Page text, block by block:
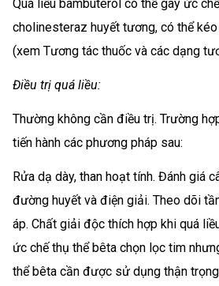
Quá liều bambuterol có thể gây ức
cholinesteraz huyết tương, có thể
(xem Tương tác thuốc và các dạng
Điều trị quá liều:
Thường không cần điều trị. Trường
tiến hành các phương pháp sau:
Rửa dạ dày, than hoạt tính. Đánh giá
đường huyết và điện giải. Theo dõi
áp. Chất giải độc thích hợp khi quá
ức chế thụ thể bêta chọn lọc tim
thể bêta cần được sử dụng thận